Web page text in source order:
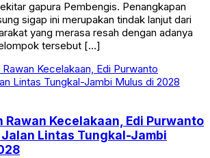
gapura Pembengis. Penangkapan
sigap ini merupakan tindak lanjut dari
yang merasa resah dengan adanya
tersebut […]
Rawan Kecelakaan, Edi Purwanto
Lintas Tungkal-Jambi